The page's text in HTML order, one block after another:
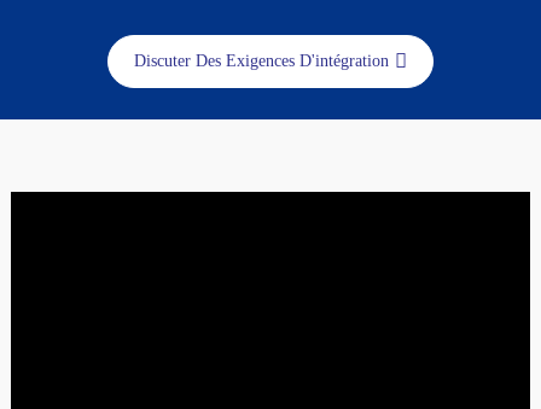
Discuter Des Exigences D'intégration